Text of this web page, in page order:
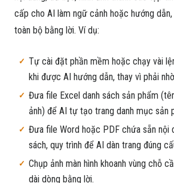
cấp cho AI làm ngữ cảnh hoặc hướng
toàn bộ bằng lời. Ví dụ:
Tự cài đặt phần mềm hoặc chạy vài
khi được AI hướng dẫn, thay vì phải
Đưa file Excel danh sách sản phẩm
ảnh) để AI tự tạo trang danh mục sản
Đưa file Word hoặc PDF chứa sẵn nội
sách, quy trình để AI dàn trang đúng
Chụp ảnh màn hình khoanh vùng chỗ
dài dòng bằng lời.